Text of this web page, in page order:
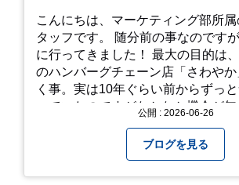
こんにちは、マーケティング部所
タッフです。 随分前の事なのですが、静岡へ旅行
に行ってきました！ 最大の目的は
のハンバーグチェーン店「さわや
く事。実は10年ぐらい前からずっ
っていたのですがなかなか機会が
って待機する事になったのですが、
らった整理券で、お店に入れるのは
した。大人気とは聞いていました
公開 : 2026-06-26
ブログを見る